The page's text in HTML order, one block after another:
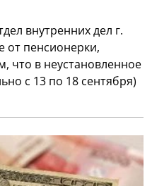
внутренних дел г.
пенсионерки,
в неустановленное
с 13 по 18 сентября)